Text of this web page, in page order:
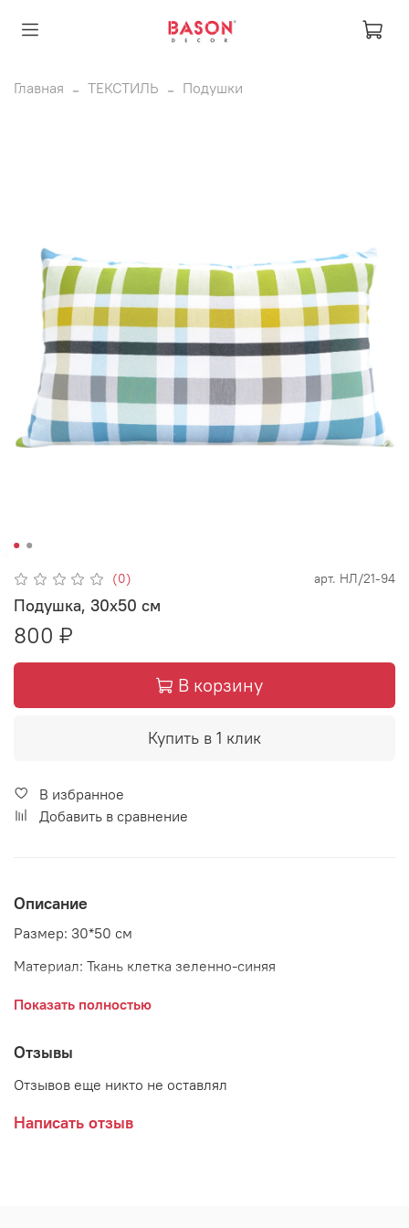
Главная ТЕКСТИЛЬ Подушки
(0) арт. НЛ/21-94
Подушка, 30х50 см
800 ₽
В корзину
Купить в 1 клик
В избранное
Добавить в сравнение
Описание
Размер: 30*50 см
Материал: Ткань клетка зеленно-синяя
Страна: Россия
Показать полностью
Отзывы
Отзывов еще никто не оставлял
Написать отзыв